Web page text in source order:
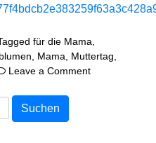
für die Mama
Mama Muttertag
Leave a Commenton